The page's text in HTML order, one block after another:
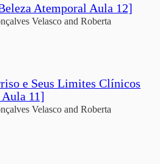
Atemporal Aula 12]
Velasco and Roberta
e Seus Limites Clínicos
11]
Velasco and Roberta